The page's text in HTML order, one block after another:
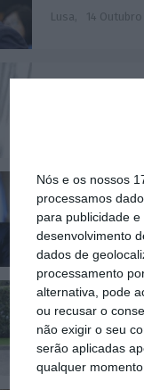
Nós e os nossos
processamos
para publicidade
desenvolvimento
dados de
processamento
alternativa, pode
ou recusar o
não exigir o seu
serão aplicadas
qualquer
Lusa, 14
António
CIP diz
Lusa, 16 Janeiro
Recibos
Margarida